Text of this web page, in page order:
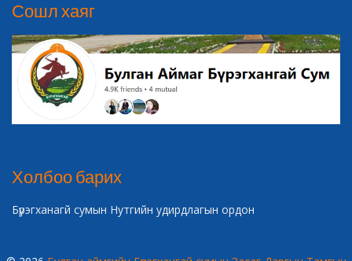
Сошл хаяг
Холбоо барих
Бүрэгханагй сумын Нутгийн удирдлагын ордон